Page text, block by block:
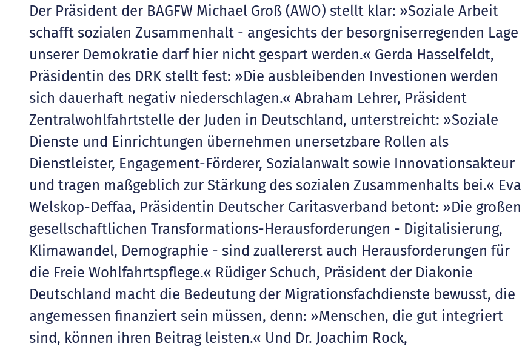
Der Präsident der BAGFW Michael Groß (AWO) stellt klar: »Soziale Arbeit
schafft sozialen Zusammenhalt - angesichts der besorgniserregenden Lage
unserer Demokratie darf hier nicht gespart werden.« Gerda Hasselfeldt,
Präsidentin des DRK stellt fest: »Die ausbleibenden Investionen werden
sich dauerhaft negativ niederschlagen.« Abraham Lehrer, Präsident
Zentralwohlfahrtstelle der Juden in Deutschland, unterstreicht: »Soziale
Dienste und Einrichtungen übernehmen unersetzbare Rollen als
Dienstleister, Engagement-Förderer, Sozialanwalt sowie Innovationsakteur
und tragen maßgeblich zur Stärkung des sozialen Zusammenhalts bei.« Eva
Welskop-Deffaa, Präsidentin Deutscher Caritasverband betont: »Die großen
gesellschaftlichen Transformations-Herausforderungen - Digitalisierung,
Klimawandel, Demographie - sind zuallererst auch Herausforderungen für
die Freie Wohlfahrtspflege.« Rüdiger Schuch, Präsident der Diakonie
Deutschland macht die Bedeutung der Migrationsfachdienste bewusst, die
angemessen finanziert sein müssen, denn: »Menschen, die gut integriert
sind, können ihren Beitrag leisten.« Und Dr. Joachim Rock,